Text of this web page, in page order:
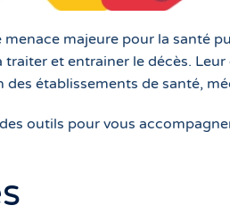
menace majeure pour la santé
et entrainer le décès.
établissements de santé,
outils pour vous